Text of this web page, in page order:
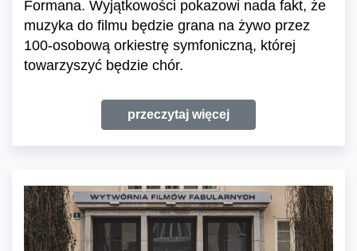
Formana. Wyjątkowości pokazowi nada fakt, że
muzyka do filmu będzie grana na żywo przez
100-osobową orkiestrę symfoniczną, której
towarzyszyć będzie chór.
przeczytaj więcej